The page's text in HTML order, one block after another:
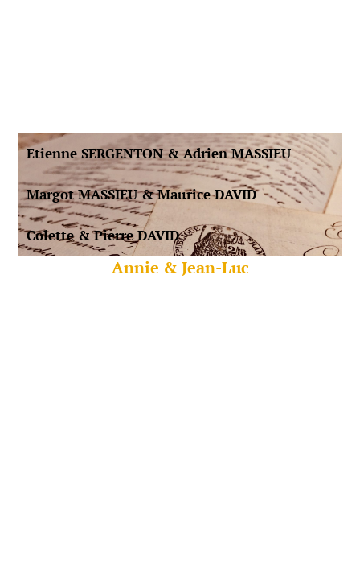
Etienne SERGENTON & Adrien MASSIEU
Margot MASSIEU & Maurice DAVID
Colette & Pierre DAVID
Annie & Jean-Luc